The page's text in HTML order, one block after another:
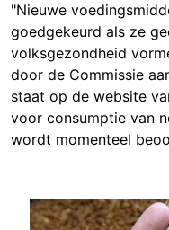
"Nieuwe
goedgekeurd als ze
volksgezondheid
door de Commissie
staat op de website
voor consumptie van
wordt momenteel
Image